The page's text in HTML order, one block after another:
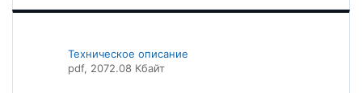
Техническое описание
pdf, 2072.08 Кбайт